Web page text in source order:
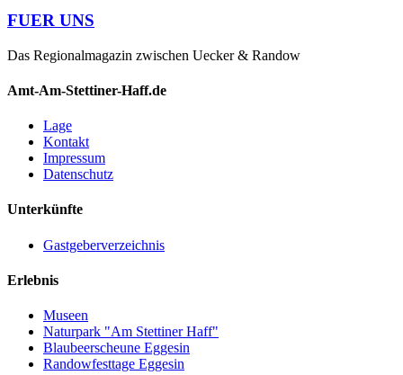
FUER UNS
Das Regionalmagazin zwischen Uecker & Randow
Amt-Am-Stettiner-Haff.de
Lage
Kontakt
Impressum
Datenschutz
Unterkünfte
Gastgeberverzeichnis
Erlebnis
Museen
Naturpark "Am Stettiner Haff"
Blaubeerscheune Eggesin
Randowfesttage Eggesin